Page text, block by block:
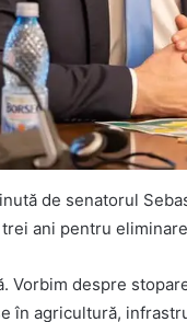
de senatorul
ani pentru
Vorbim despre
în agricultură,